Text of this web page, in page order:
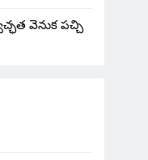
వెనుక పచ్చి